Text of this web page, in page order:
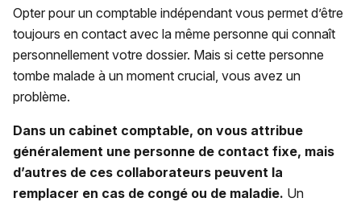
Opter pour un comptable indépendant vous permet d’être
toujours en contact avec la même personne qui connaît
personnellement votre dossier. Mais si cette personne
tombe malade à un moment crucial, vous avez un
problème.
Dans un cabinet comptable, on vous attribue
généralement une personne de contact fixe, mais
d’autres de ces collaborateurs peuvent la
remplacer en cas de congé ou de maladie. Un